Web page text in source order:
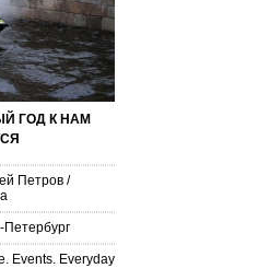
ГОД К НАМ
Петров /
Петербург
Events. Everyday